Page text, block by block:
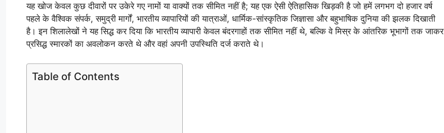
यह खोज केवल कुछ दीवारों पर उकेरे गए नामों या वाक्यों तक सीमित नहीं है; यह एक ऐसी ऐतिहासिक खिड़की है जो हमें लगभग दो हजार वर्ष
पहले के वैश्विक संपर्क, समुद्री मार्गों, भारतीय व्यापारियों की यात्राओं, धार्मिक-सांस्कृतिक जिज्ञासा और बहुभाषिक दुनिया की झलक दिखाती
है। इन शिलालेखों ने यह सिद्ध कर दिया कि भारतीय व्यापारी केवल बंदरगाहों तक सीमित नहीं थे, बल्कि वे मिस्र के आंतरिक भूभागों तक जाकर
प्रसिद्ध स्मारकों का अवलोकन करते थे और वहां अपनी उपस्थिति दर्ज कराते थे।
Table of Contents